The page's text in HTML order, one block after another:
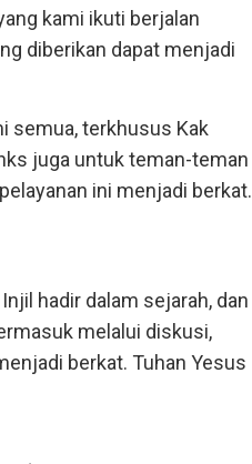
kami ikuti berjalan
diberikan dapat menjadi
semua, terkhusus Kak
juga untuk teman-teman
ini menjadi berkat.
hadir dalam sejarah, dan
melalui diskusi,
berkat. Tuhan Yesus